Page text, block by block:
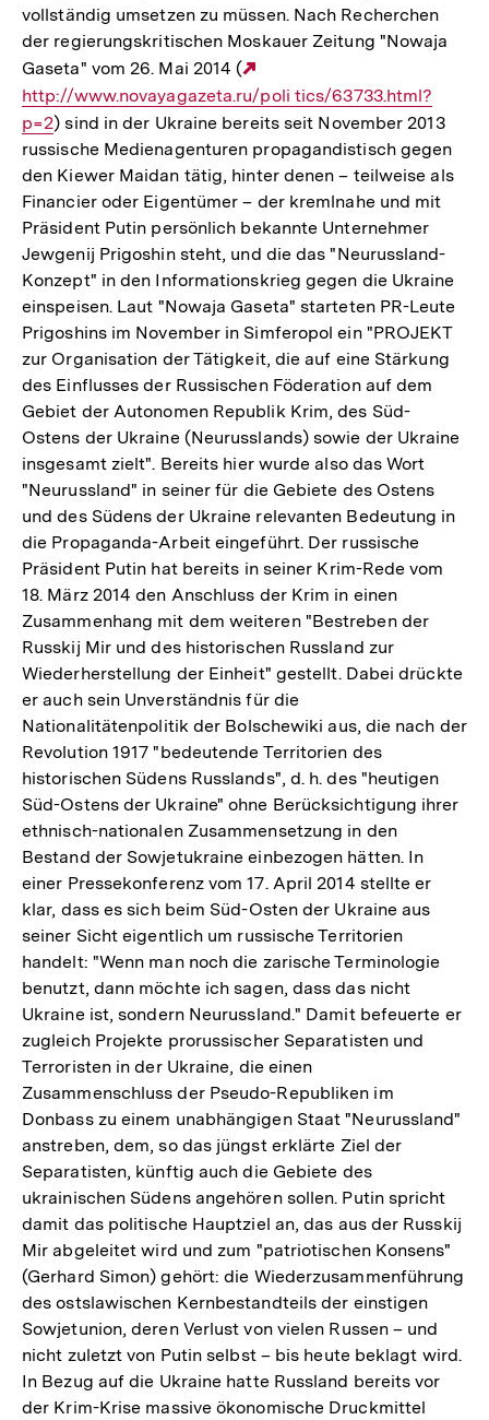
vollständig umsetzen zu müssen. Nach Recherchen
der regierungskritischen Moskauer Zeitung "Nowaja
Gaseta" vom 26. Mai 2014 (
Link:
http://www.novayagazeta.ru/poli tics/63733.html?
p=2) sind in der Ukraine bereits seit November 2013
russische Medienagenturen propagandistisch gegen
den Kiewer Maidan tätig, hinter denen – teilweise als
Financier oder Eigentümer – der kremlnahe und mit
Präsident Putin persönlich bekannte Unternehmer
Jewgenij Prigoshin steht, und die das "Neurussland-
Konzept" in den Informationskrieg gegen die Ukraine
einspeisen. Laut "Nowaja Gaseta" starteten PR-Leute
Prigoshins im November in Simferopol ein "PROJEKT
zur Organisation der Tätigkeit, die auf eine Stärkung
des Einflusses der Russischen Föderation auf dem
Gebiet der Autonomen Republik Krim, des Süd-
Ostens der Ukraine (Neurusslands) sowie der Ukraine
insgesamt zielt". Bereits hier wurde also das Wort
"Neurussland" in seiner für die Gebiete des Ostens
und des Südens der Ukraine relevanten Bedeutung in
die Propaganda-Arbeit eingeführt. Der russische
Präsident Putin hat bereits in seiner Krim-Rede vom
18. März 2014 den Anschluss der Krim in einen
Zusammenhang mit dem weiteren "Bestreben der
Russkij Mir und des historischen Russland zur
Wiederherstellung der Einheit" gestellt. Dabei drückte
er auch sein Unverständnis für die
Nationalitätenpolitik der Bolschewiki aus, die nach der
Revolution 1917 "bedeutende Territorien des
historischen Südens Russlands", d. h. des "heutigen
Süd-Ostens der Ukraine" ohne Berücksichtigung ihrer
ethnisch-nationalen Zusammensetzung in den
Bestand der Sowjetukraine einbezogen hätten. In
einer Pressekonferenz vom 17. April 2014 stellte er
klar, dass es sich beim Süd-Osten der Ukraine aus
seiner Sicht eigentlich um russische Territorien
handelt: "Wenn man noch die zarische Terminologie
benutzt, dann möchte ich sagen, dass das nicht
Ukraine ist, sondern Neurussland." Damit befeuerte er
zugleich Projekte prorussischer Separatisten und
Terroristen in der Ukraine, die einen
Zusammenschluss der Pseudo-Republiken im
Donbass zu einem unabhängigen Staat "Neurussland"
anstreben, dem, so das jüngst erklärte Ziel der
Separatisten, künftig auch die Gebiete des
ukrainischen Südens angehören sollen. Putin spricht
damit das politische Hauptziel an, das aus der Russkij
Mir abgeleitet wird und zum "patriotischen Konsens"
(Gerhard Simon) gehört: die Wiederzusammenführung
des ostslawischen Kernbestandteils der einstigen
Sowjetunion, deren Verlust von vielen Russen – und
nicht zuletzt von Putin selbst – bis heute beklagt wird.
In Bezug auf die Ukraine hatte Russland bereits vor
der Krim-Krise massive ökonomische Druckmittel